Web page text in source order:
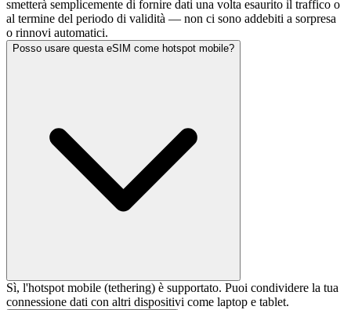
smetterà semplicemente di fornire dati una volta esaurito il traffico o
al termine del periodo di validità — non ci sono addebiti a sorpresa
o rinnovi automatici.
Posso usare questa eSIM come hotspot mobile?
Sì, l'hotspot mobile (tethering) è supportato. Puoi condividere la tua
connessione dati con altri dispositivi come laptop e tablet.